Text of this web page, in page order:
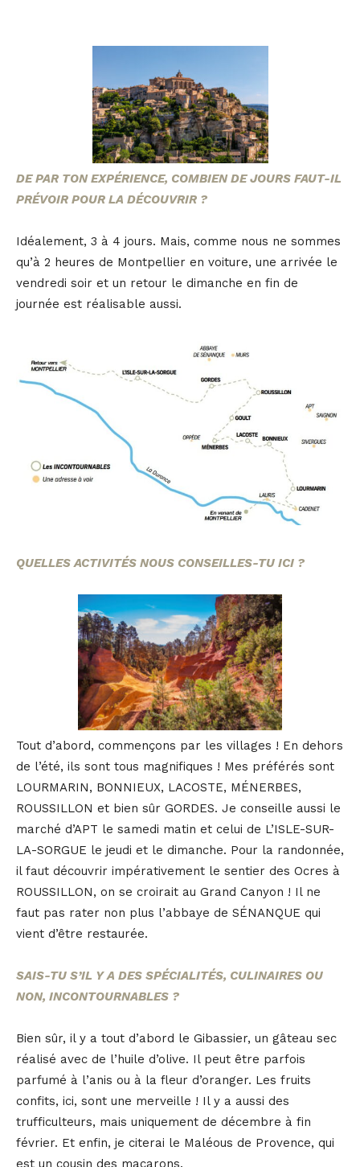
DE PAR TON EXPÉRIENCE, COMBIEN DE JOURS FAUT-IL
PRÉVOIR POUR LA DÉCOUVRIR ?
Idéalement, 3 à 4 jours. Mais, comme nous ne sommes
qu’à 2 heures de Montpellier en voiture, une arrivée le
vendredi soir et un retour le dimanche en fin de
journée est réalisable aussi.
QUELLES ACTIVITÉS NOUS CONSEILLES-TU ICI ?
Tout d’abord, commençons par les villages ! En dehors
de l’été, ils sont tous magnifiques ! Mes préférés sont
LOURMARIN, BONNIEUX, LACOSTE, MÉNERBES,
ROUSSILLON et bien sûr GORDES. Je conseille aussi le
marché d’APT le samedi matin et celui de L’ISLE-SUR-
LA-SORGUE le jeudi et le dimanche. Pour la randonnée,
il faut découvrir impérativement le sentier des Ocres à
ROUSSILLON, on se croirait au Grand Canyon ! Il ne
faut pas rater non plus l’abbaye de SÉNANQUE qui
vient d’être restaurée.
SAIS-TU S’IL Y A DES SPÉCIALITÉS, CULINAIRES OU
NON, INCONTOURNABLES ?
Bien sûr, il y a tout d’abord le Gibassier, un gâteau sec
réalisé avec de l’huile d’olive. Il peut être parfois
parfumé à l’anis ou à la fleur d’oranger. Les fruits
confits, ici, sont une merveille ! Il y a aussi des
trufficulteurs, mais uniquement de décembre à fin
février. Et enfin, je citerai le Maléous de Provence, qui